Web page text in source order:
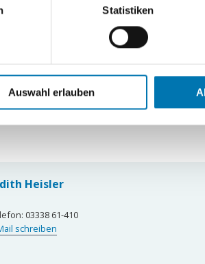
Merkmalen (Fingerprinting)
verarbeitet werden, und legen Sie
personalisieren, Funktionen für soziale
Außerdem geben wir Informationen zu
und Analysen weiter. Unsere
ihnen bereitgestellt haben oder die
sind, dann bestätigen Sie mit
Statistiken
Auswahl erlauben
initiativ bei uns. Wir sind stets auf der
Um die vielfältigen und
Funktionen und Bereiche eine
Thema Karriere ist Judith Heisler. Sie
Heisler
03338 61-410
schreiben